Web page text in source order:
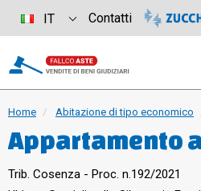
Home Abitazione di tipo economico
Appartamento
da zona giorno:
Trib. Cosenza - Proc. n.192/2021
IT Contatti